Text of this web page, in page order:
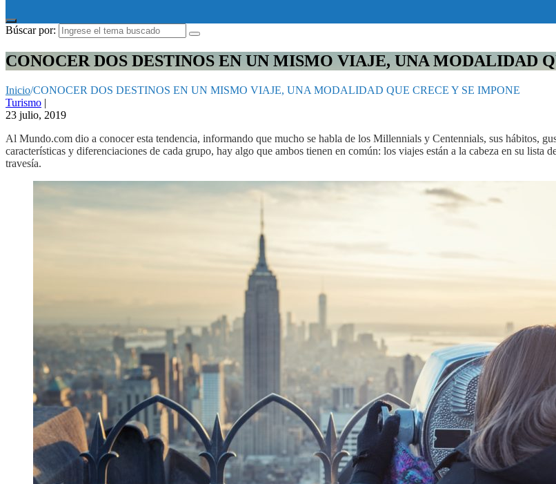
Búscar por:
CONOCER DOS DESTINOS EN UN MISMO VIAJE, UNA MODALIDAD
Inicio/CONOCER DOS DESTINOS EN UN MISMO VIAJE, UNA MODALIDAD QUE CRECE Y SE IMPONE
Turismo |
23 julio, 2019
Al Mundo.com dio a conocer esta tendencia, informando que mucho se habla de los Millennials y Centennials, sus hábitos,
características y diferenciaciones de cada grupo, hay algo que ambos tienen en común: los viajes están a la cabeza en su lista
travesía.